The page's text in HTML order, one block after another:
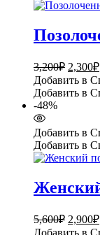
3,200₽
цена
2,300₽
Добавить в
Добавить в
-48%
Добавить в
Добавить в
5,600₽
цена
2,900₽
Добавить в